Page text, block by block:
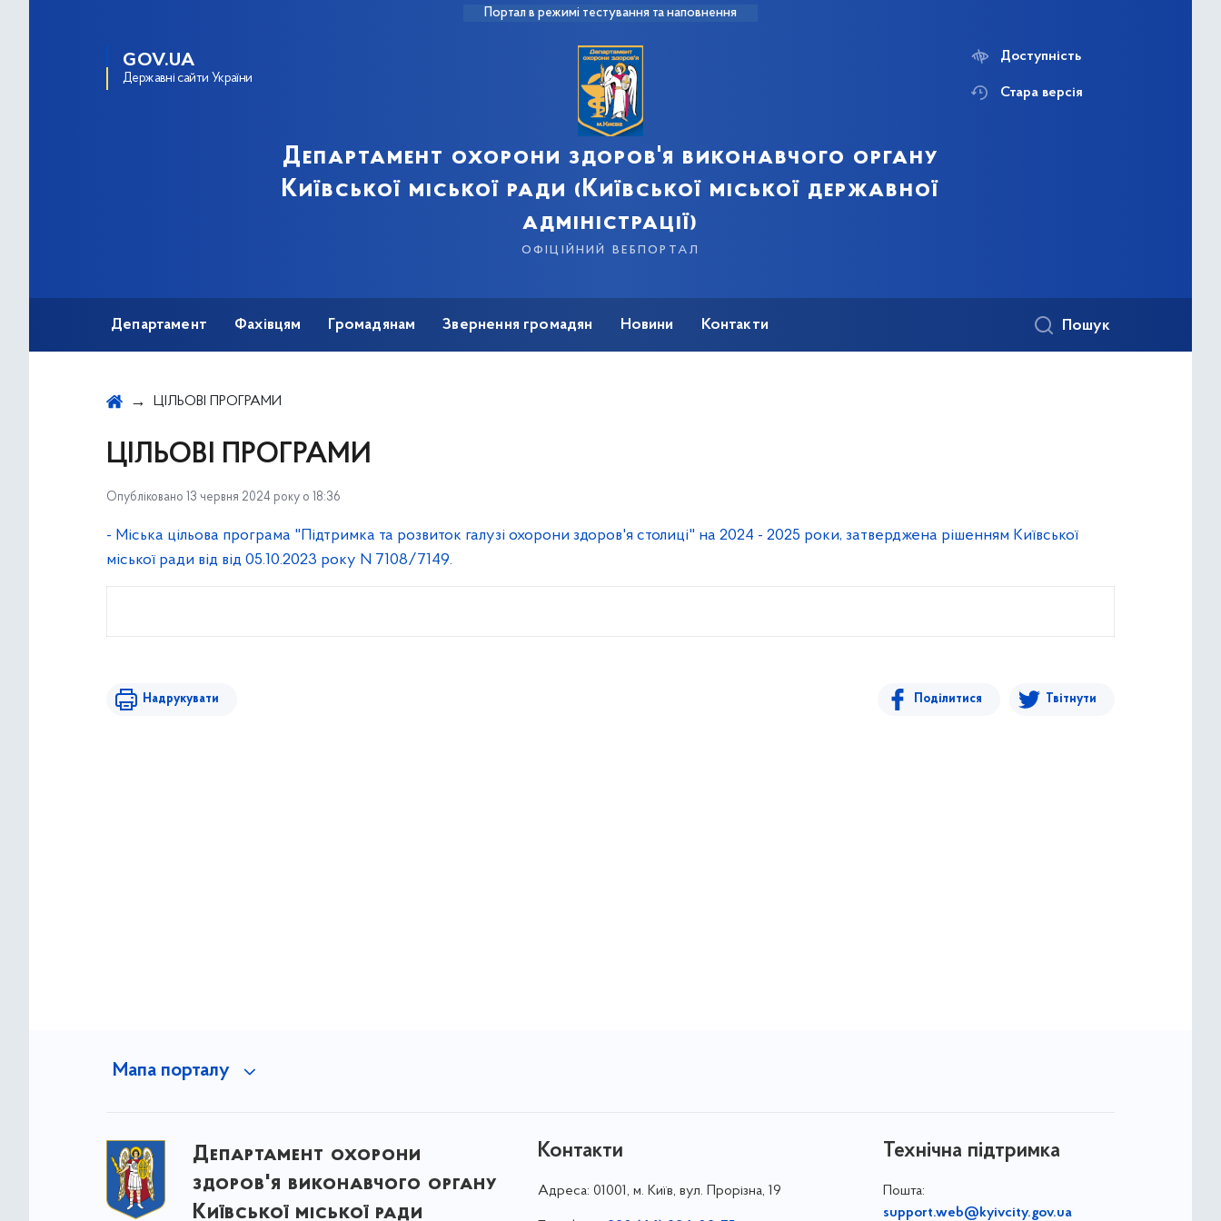
Портал в режимі тестування та наповнення
GOV.UA
Державні сайти України
Департамент охорони здоров'я виконавчого органу
Київської міської ради (Київської міської державної
адміністрації)
офіційний вебпортал
Доступність
Стара версія
Департамент Фахівцям Громадянам Звернення громадян Новини Контакти Пошук
ЦІЛЬОВІ ПРОГРАМИ
ЦІЛЬОВІ ПРОГРАМИ
Опубліковано 13 червня 2024 року о 18:36
- Міська цільова програма "Підтримка та розвиток галузі охорони здоров'я столиці" на 2024 - 2025 роки, затверджена рішенням Київської
міської ради від від 05.10.2023 року N 7108/7149.
Надрукувати Поділитися Твітнути
Мапа порталу
Департамент охорони
здоров'я виконавчого органу
Київської міської ради
Контакти
Адреса: 01001, м. Київ, вул. Прорізна, 19
Технічна підтримка
Пошта:
support.web@kyivcity.gov.ua